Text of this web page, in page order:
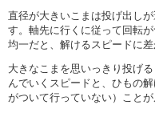
直径が大きいこまは投げ出し
す。軸先に行くに従って回転
均一だと、解けるスピードに差
大きなこまを思いっきり投げ
んでいくスピードと、ひもの
がついて行っていない）こと